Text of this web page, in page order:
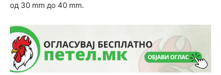
од 30 mm до 40 mm.